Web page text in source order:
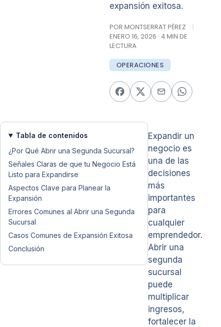
expansión exitosa.
POR MONTSERRAT PÉREZ
|
ENERO 16, 2026 · 4 MIN DE
LECTURA
OPERACIONES
Tabla de contenidos
¿Por Qué Abrir una Segunda Sucursal?
Señales Claras de que tu Negocio Está
Listo para Expandirse
Aspectos Clave para Planear la
Expansión
Errores Comunes al Abrir una Segunda
Sucursal
Casos Comunes de Expansión Exitosa
Conclusión
Expandir un
negocio es
una de las
decisiones
más
importantes
para
cualquier
emprendedor.
Abrir una
segunda
sucursal
puede
multiplicar
ingresos,
fortalecer la